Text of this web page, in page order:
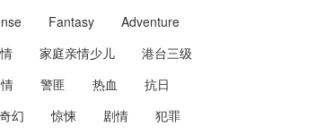
Fantasy
Adventure
家庭亲情少儿
港台三级
情 警匪 热血
抗日
奇幻 惊悚 剧情
犯罪